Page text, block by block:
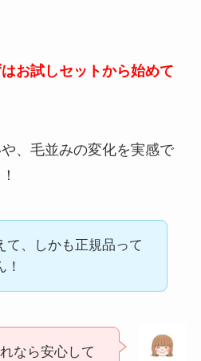
お試しセットから始めて
、毛並みの変化を実感で
て、しかも正規品って
なら安心して